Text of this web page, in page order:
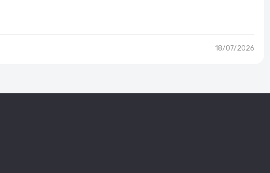
18/07/2026